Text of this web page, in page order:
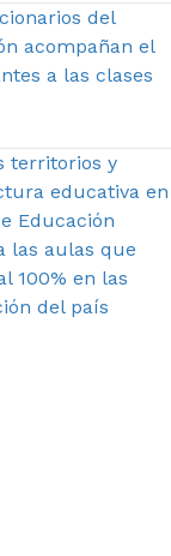
del
acompañan el
a las clases
territorios y
educativa en
Educación
las aulas que
100% en las
del país